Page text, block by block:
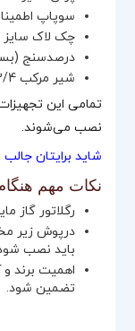
سوپاپ اطمینان
چک لاک سایز 3/4 اینچ
درصدسنج
شیر مرکب 3/4 اینچ
نصب می‌شوند.
شاید برایتان
نکات مهم
رگلاتور گاز
درپوش زیر
باید نصب
تضمین شود.